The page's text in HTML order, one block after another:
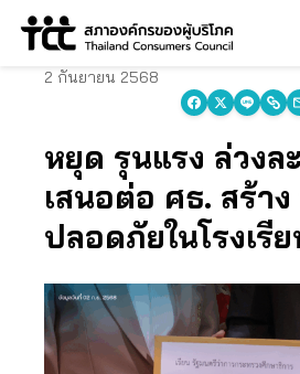
Skip
content
2 กันยายน 2568
หยุด รุนแรง ล่วงล
เสนอต่อ ศธ. สร้า
ปลอดภัยในโรงเรีย